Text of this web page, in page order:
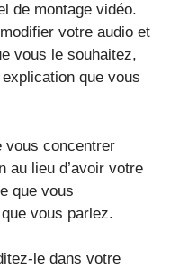
de montage vidéo.
votre audio et
vous le souhaitez,
que vous
vous concentrer
au lieu d’avoir votre
que vous
vous parlez.
le dans votre